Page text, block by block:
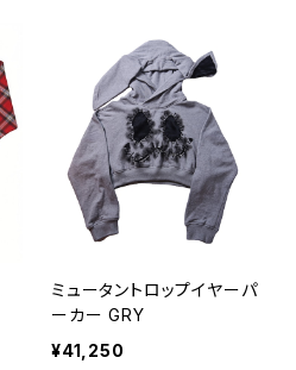
ミュータントロップイヤーパ
ーカー GRY
¥41,250